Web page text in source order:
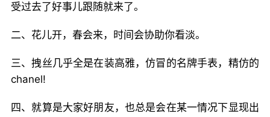
受过去了好事儿跟随就来了。
二、花儿开，春会来，时间会协助你看淡。
三、拽丝几乎全是在装高雅，仿冒的名牌手表，精仿的
chanel!
四、就算是大家好朋友，也总是会在某一情况下显现出